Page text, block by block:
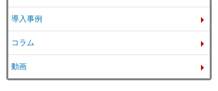
導入事例
コラム
動画